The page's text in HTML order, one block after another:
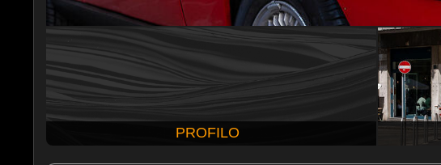
PROFILO